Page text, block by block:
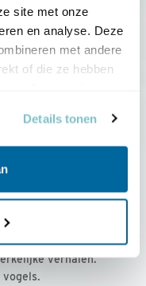
site met onze
en analyse. Deze
met andere
of die ze hebben
Details tonen
36,00 per jaar
leden, met
verhalen.
vogels.